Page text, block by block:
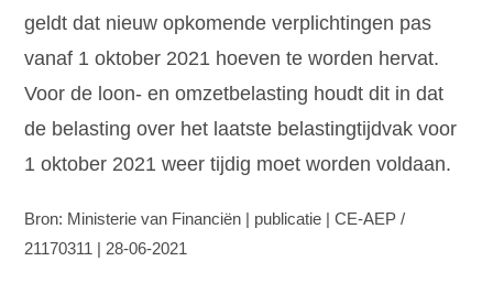
geldt dat nieuw opkomende verplichtingen pas
vanaf 1 oktober 2021 hoeven te worden hervat.
Voor de loon- en omzetbelasting houdt dit in dat
de belasting over het laatste belastingtijdvak voor
1 oktober 2021 weer tijdig moet worden voldaan.
Bron: Ministerie van Financiën | publicatie | CE-AEP /
21170311 | 28-06-2021